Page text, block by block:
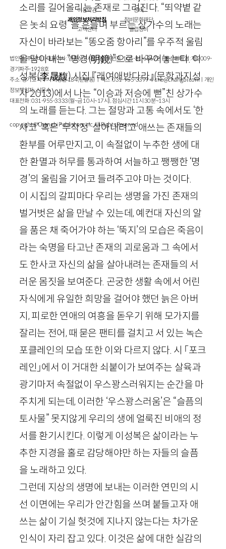
소리를 길어올리는 존재로 그려진다. “뙤약볕 같
은 놋쇠 요령”을 흔들며 부르는 상가수의 노래는
자신이 바라보는 “똥오줌 항아리”를 우주적 울림
을 담아내는 “명경(明鏡)”으로 바꾸어놓는다. 이
성복(李晟馥)시집 『래여애반다라』(문학과지성
사2013)에서 나는 “이승과 저승에 뻗”친 상가수
의 노래를 듣는다. 그는 절망과 고통 속에서도 ‘한
사코’ 혹은 ‘무작정’ 살아내려고 애쓰는 존재들의
환부를 어루만지고, 이 속절없이 누추한 생에 대
한 환멸과 허무를 통과하여 서늘하고 쨍쨍한 ‘명
경’의 울림을 기어코 들려주고야 마는 것이다.
이 시집의 갈피마다 우리는 생명을 가진 존재의
벌거벗은 삶을 만날 수 있는데, 예컨대 자신의 알
을 품은 채 죽어가야 하는 ‘뚝지’의 모습은 죽음이
라는 숙명을 타고난 존재의 괴로움과 그 속에서
도 한사코 자신의 삶을 살아내려는 존재들의 서
러운 몸짓을 보여준다. 곤궁한 생활 속에서 어린
자식에게 유일한 희망을 걸어야 했던 늙은 아버
지, 피로한 연애의 여흥을 돋우기 위해 모가지를
잘리는 전어, 때 묻은 팬티를 걸치고 서 있는 녹슨
포클레인의 모습 또한 이와 다르지 않다. 시 「포크
레인」에서 이 거대한 쇠붙이가 보여주는 살육과
광기마저 속절없이 우스꽝스러워지는 순간을 마
주치게 되는데, 이러한 ‘우스꽝스러움’은 “슬픔의
토사물” 못지않게 우리의 생에 얼룩진 비애의 정
서를 환기시킨다. 이렇게 이성복은 삶이라는 누
추한 지경을 홀로 감당해야만 하는 자들의 슬픔
을 노래하고 있다.
그런데 지상의 생명에 보내는 이러한 연민의 시
선 이면에는 우리가 안간힘을 쓰며 붙들고자 애
쓰는 삶이 기실 헛것에 지나지 않는다는 차가운
인식이 자리 잡고 있다. 이것은 삶에 대한 실감의
이용약관
개인정보처리방침
고객센터
창비
창비문화재단
클럽창비
법인명 : ㈜창비ㅣ대표이사 : 염종선ㅣ사업자등록번호 : 105-81-63672ㅣ통신판매업 : 제 2009-
경기파주-1928호
주소 : 경기도 파주시 회동길 184(문발동)ㅣ팩스 : 031-955-3399 ㅣcnc@changbi.comㅣ개인
정보책임자 : 신문수
대표전화 : 031-955-3333(월~금 10시~17시), 점심시간 11시 30분~13시
copyright © Changbi Publishers, inc. All Rights Reserved.